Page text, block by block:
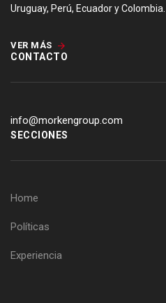
Uruguay, Perú, Ecuador y Colombia.
VER MÁS
CONTACTO
info@morkengroup.com
SECCIONES
Home
Políticas
Experiencia